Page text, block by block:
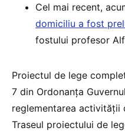
Cel mai recent,
domiciliu a fost
fostului profesor
Proiectul de lege
7 din Ordonanţa
reglementarea activităţii
Traseul proiectului de